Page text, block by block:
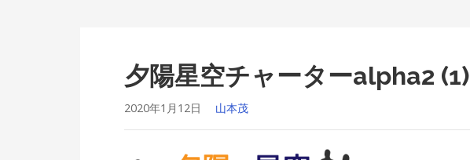
夕陽星空チャーターalpha2 (1)
2020年1月12日 山本茂